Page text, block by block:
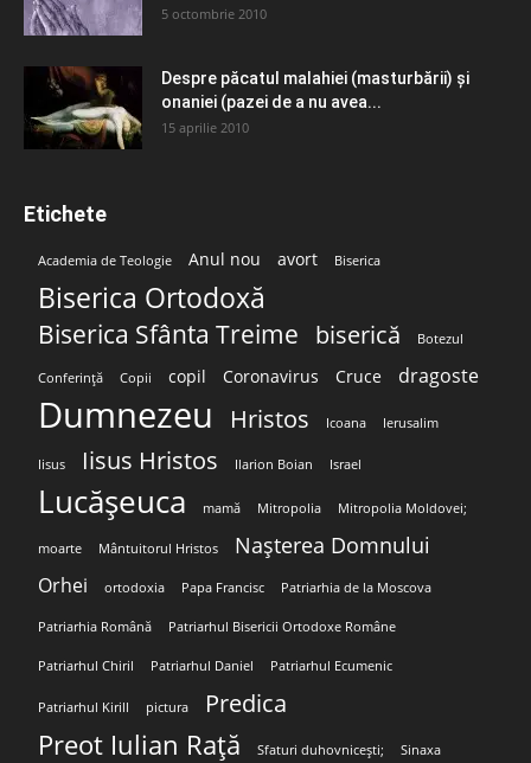
5 octombrie 2010
Despre păcatul malahiei (masturbării) şi
onaniei (pazei de a nu avea...
15 aprilie 2010
Etichete
Academia de Teologie Anul nou avort Biserica
Biserica Ortodoxă
Biserica Sfânta Treime biserică Botezul
Conferință Copii copil Coronavirus Cruce dragoste
Dumnezeu Hristos Icoana Ierusalim
Iisus Iisus Hristos Ilarion Boian Israel
Lucășeuca mamă Mitropolia Mitropolia Moldovei;
moarte Mântuitorul Hristos Nașterea Domnului
Orhei ortodoxia Papa Francisc Patriarhia de la Moscova
Patriarhia Română Patriarhul Bisericii Ortodoxe Române
Patriarhul Chiril Patriarhul Daniel Patriarhul Ecumenic
Patriarhul Kirill pictura Predica
Preot Iulian Rață Sfaturi duhovnicești; Sinaxa